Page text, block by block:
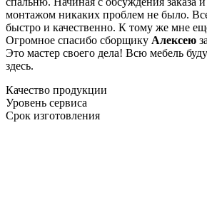
монтажом никаких проблем не было.
быстро и качественно. К тому же мне
Огромное спасибо сборщику Алексею
Это мастер своего дела! Всю мебель
здесь.
Качество продукции
Уровень сервиса
Срок изготовления